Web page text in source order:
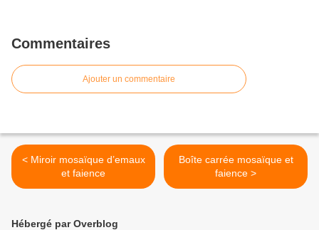
Commentaires
Ajouter un commentaire
< Miroir mosaïque d’emaux
et faience
Boîte carrée mosaïque et
faience >
Hébergé par Overblog